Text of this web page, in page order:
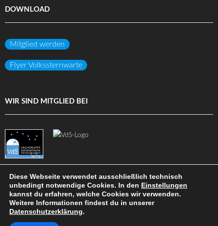
DOWNLOAD
Mitglied werden
Flyer Volkssternwarte
WIR SIND MITGLIED BEI
(c) Volkssternwarte Darmstadt e.V.
DATENSCHUTZ IMPRESSUM
Diese Webseite verwendet ausschließlich technisch
unbedingt notwendige Cookies. In den Einstellungen
kannst du erfahren, welche Cookies wir verwenden.
Weitere Informationen findest du in unserer
Datenschutzerklärung.